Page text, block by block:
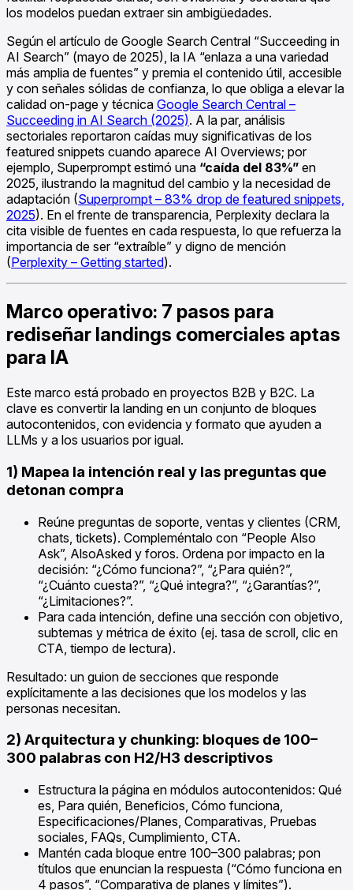
los modelos puedan extraer sin ambigüedades.
Según el artículo de Google Search Central “Succeeding in
AI Search” (mayo de 2025), la IA “enlaza a una variedad
más amplia de fuentes” y premia el contenido útil, accesible
y con señales sólidas de confianza, lo que obliga a elevar la
calidad on-page y técnica Google Search Central –
Succeeding in AI Search (2025). A la par, análisis
sectoriales reportaron caídas muy significativas de los
featured snippets cuando aparece AI Overviews; por
ejemplo, Superprompt estimó una “caída del 83%” en
2025, ilustrando la magnitud del cambio y la necesidad de
adaptación (Superprompt – 83% drop de featured snippets,
2025). En el frente de transparencia, Perplexity declara la
cita visible de fuentes en cada respuesta, lo que refuerza la
importancia de ser “extraíble” y digno de mención
(Perplexity – Getting started).
Marco operativo: 7 pasos para
rediseñar landings comerciales aptas
para IA
Este marco está probado en proyectos B2B y B2C. La
clave es convertir la landing en un conjunto de bloques
autocontenidos, con evidencia y formato que ayuden a
LLMs y a los usuarios por igual.
1) Mapea la intención real y las preguntas que
detonan compra
Reúne preguntas de soporte, ventas y clientes (CRM,
chats, tickets). Compleméntalo con “People Also
Ask”, AlsoAsked y foros. Ordena por impacto en la
decisión: “¿Cómo funciona?”, “¿Para quién?”,
“¿Cuánto cuesta?”, “¿Qué integra?”, “¿Garantías?”,
“¿Limitaciones?”.
Para cada intención, define una sección con objetivo,
subtemas y métrica de éxito (ej. tasa de scroll, clic en
CTA, tiempo de lectura).
Resultado: un guion de secciones que responde
explícitamente a las decisiones que los modelos y las
personas necesitan.
2) Arquitectura y chunking: bloques de 100–
300 palabras con H2/H3 descriptivos
Estructura la página en módulos autocontenidos: Qué
es, Para quién, Beneficios, Cómo funciona,
Especificaciones/Planes, Comparativas, Pruebas
sociales, FAQs, Cumplimiento, CTA.
Mantén cada bloque entre 100–300 palabras; pon
títulos que enuncian la respuesta (“Cómo funciona en
4 pasos”, “Comparativa de planes y límites”).